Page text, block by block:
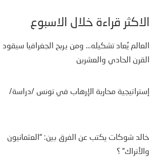
الأكثر قراءة خلال الأسبوع
العالم يُعاد تشكيله… ومن يربح الجغرافيا سيقود
القرن الحادي والعشرين
إستراتيجية محاربة الإرهاب في تونس /دراسة/
خالد شوكات يكتب عن الفرق بين: “العثمانيون
والأتراك” ؟